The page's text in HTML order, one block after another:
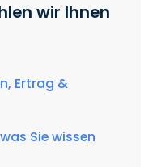
wir Ihnen
Ertrag &
Sie wissen